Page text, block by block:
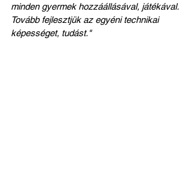
minden gyermek hozzáállásával, játékával.
Tovább fejlesztjük az egyéni technikai
képességet, tudást."